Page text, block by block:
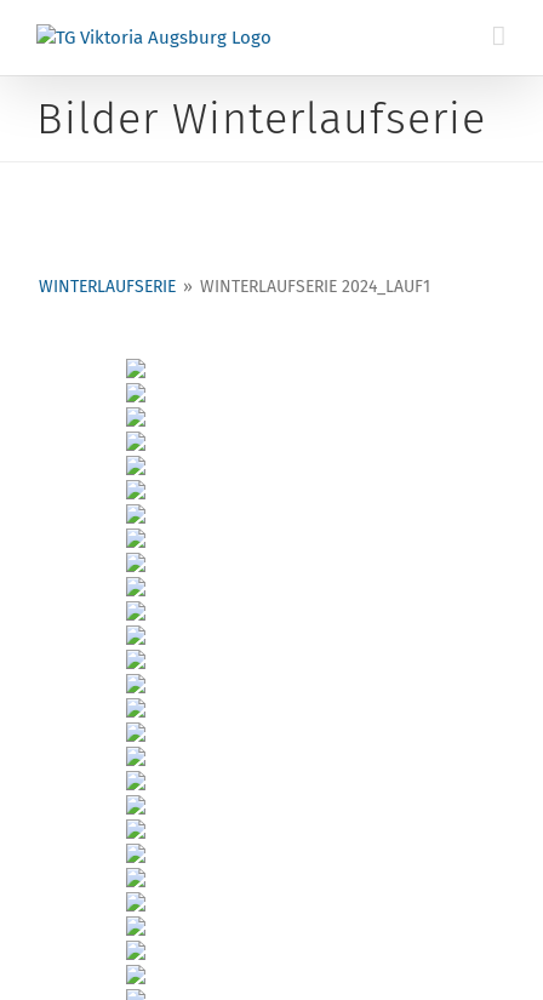
Inhalt
Bilder Winterlaufserie
WINTERLAUFSERIE » WINTERLAUFSERIE 2024_LAUF1